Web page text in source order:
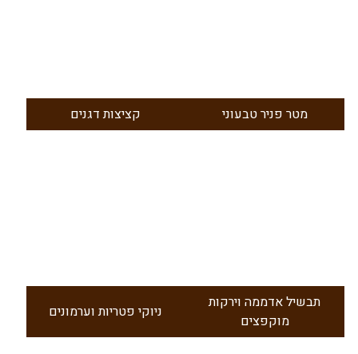
מטר פניר טבעוני קציצות דגנים
תבשיל אדממה וירקות
מוקפצים
ניוקי פטריות וערמונים